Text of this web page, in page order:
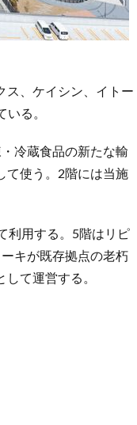
ス、ケイシン、イトー
る。
冷蔵食品の新たな輸
て使う。2階には当施
利用する。5階はリピ
キが既存拠点の老朽
て運営する。